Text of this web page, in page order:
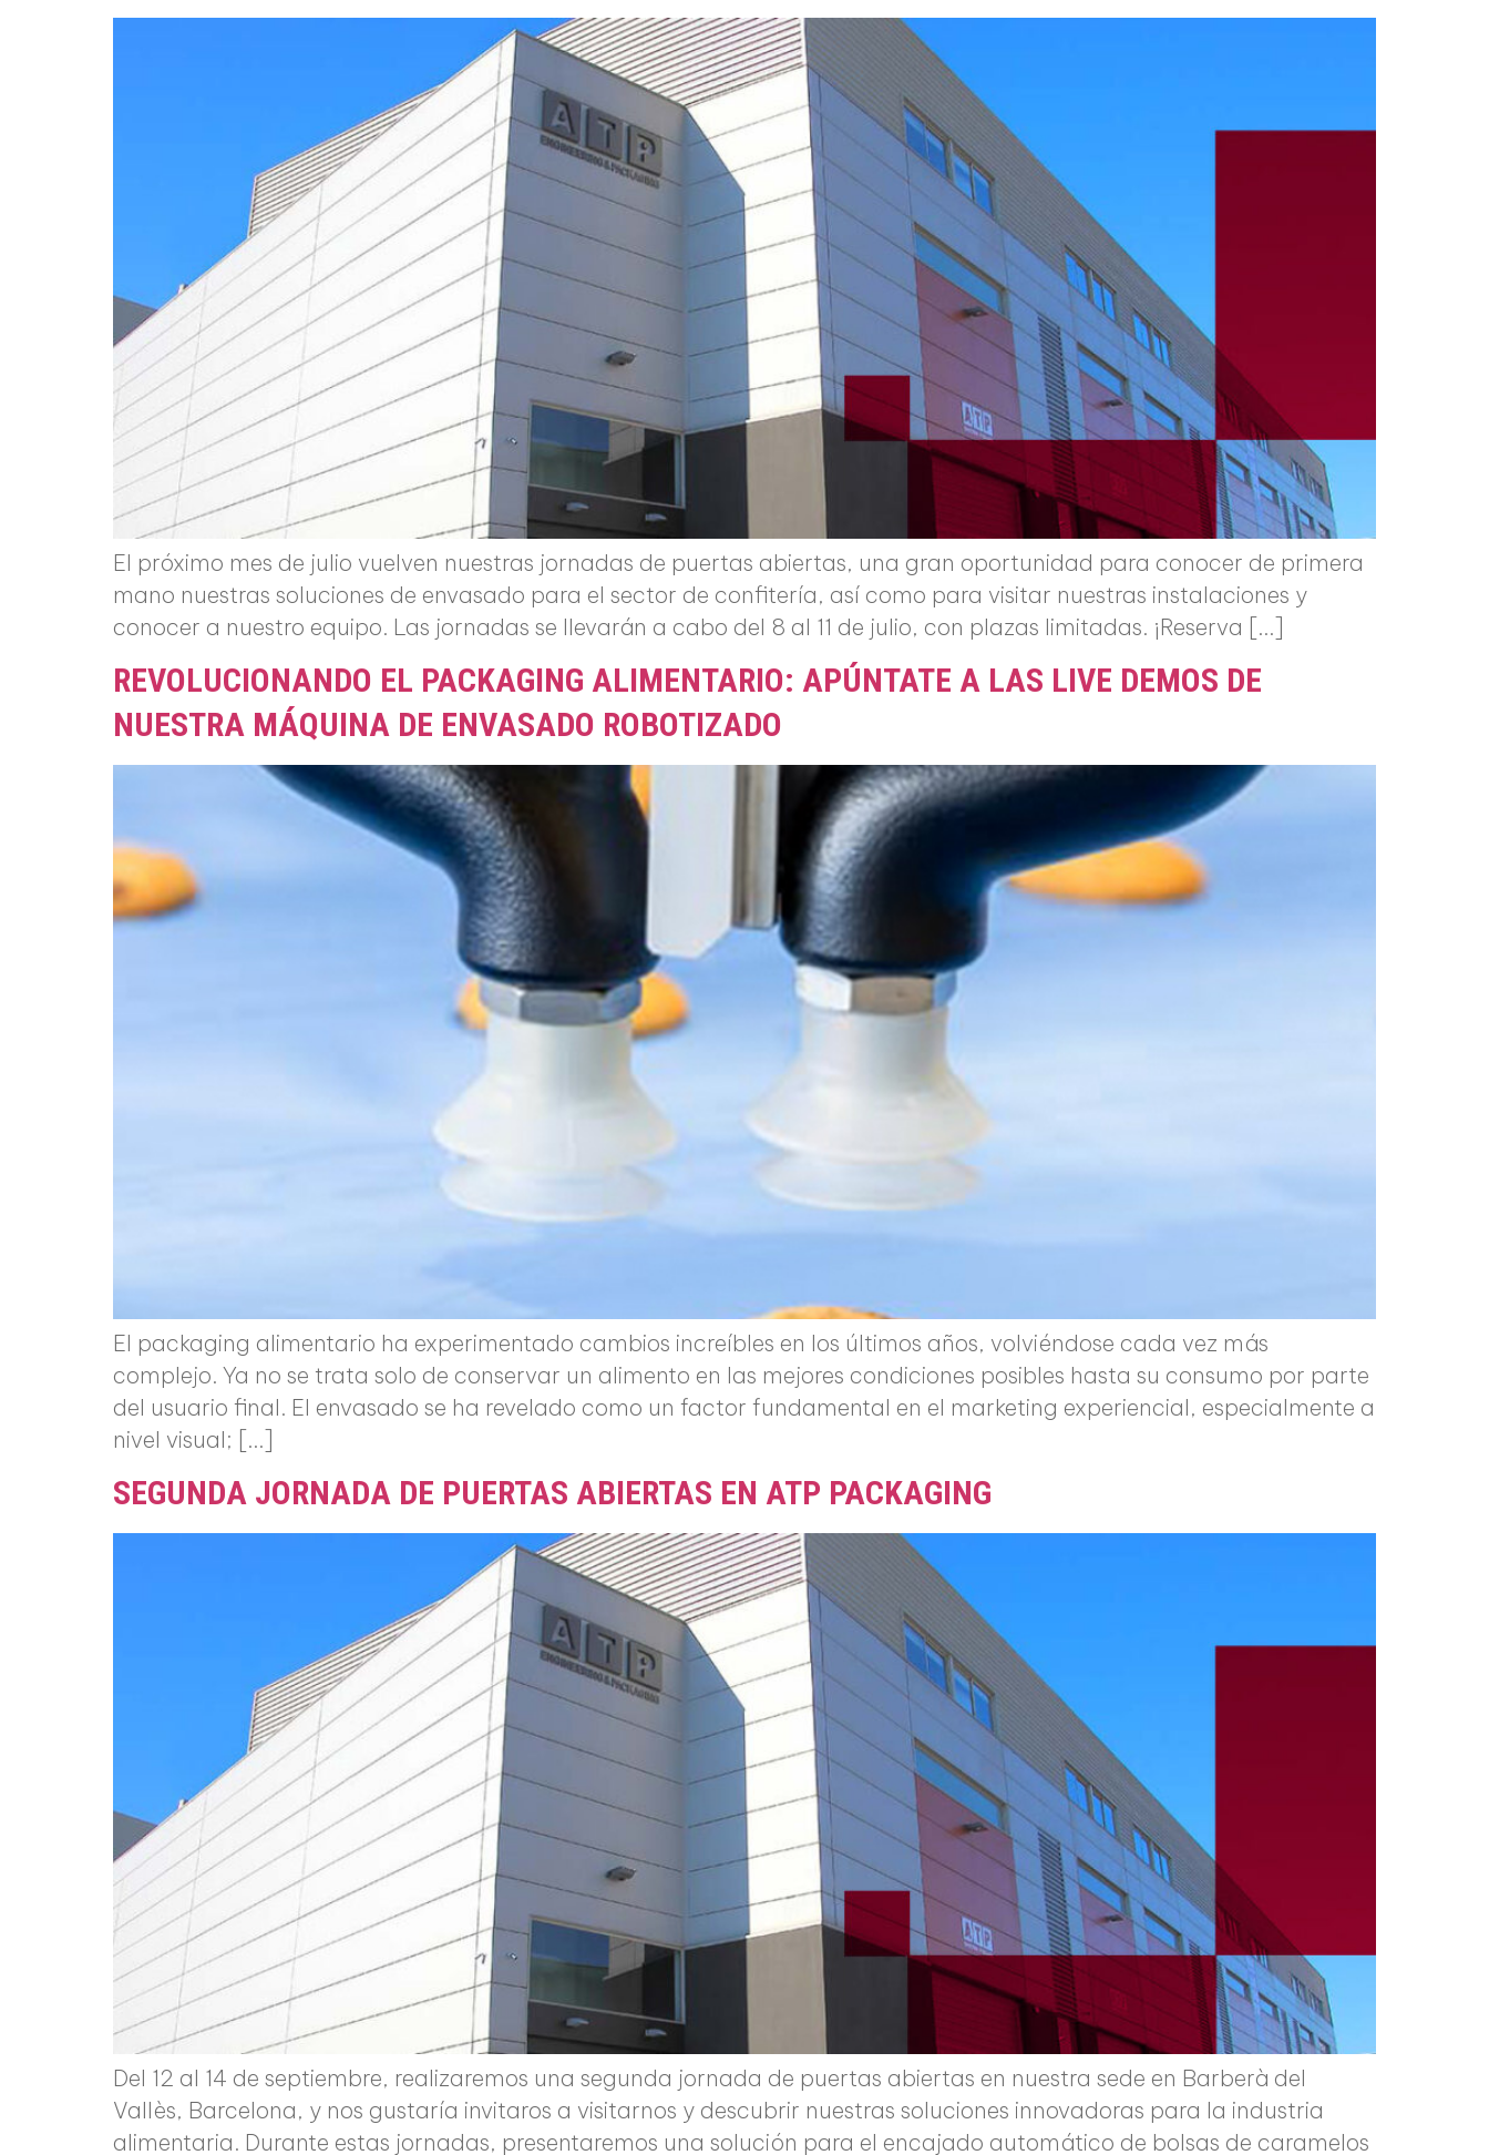
El próximo mes de julio vuelven nuestras jornadas de puertas abiertas, una gran oportunidad para conocer de primera
mano nuestras soluciones de envasado para el sector de confitería, así como para visitar nuestras instalaciones y
conocer a nuestro equipo. Las jornadas se llevarán a cabo del 8 al 11 de julio, con plazas limitadas. ¡Reserva […]
REVOLUCIONANDO EL PACKAGING ALIMENTARIO: APÚNTATE A LAS LIVE DEMOS DE
NUESTRA MÁQUINA DE ENVASADO ROBOTIZADO
El packaging alimentario ha experimentado cambios increíbles en los últimos años, volviéndose cada vez más
complejo. Ya no se trata solo de conservar un alimento en las mejores condiciones posibles hasta su consumo por parte
del usuario final. El envasado se ha revelado como un factor fundamental en el marketing experiencial, especialmente a
nivel visual; […]
SEGUNDA JORNADA DE PUERTAS ABIERTAS EN ATP PACKAGING
Del 12 al 14 de septiembre, realizaremos una segunda jornada de puertas abiertas en nuestra sede en Barberà del
Vallès, Barcelona, y nos gustaría invitaros a visitarnos y descubrir nuestras soluciones innovadoras para la industria
alimentaria. Durante estas jornadas, presentaremos una solución para el encajado automático de bolsas de caramelos